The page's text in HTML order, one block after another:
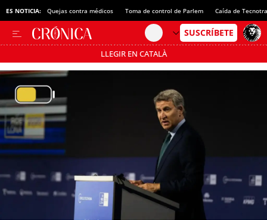
ES NOTICIA: Quejas contra médicos Toma de control de Parlem Caída de
LLEGIR EN CATALÀ
Pásate al MODO AHORRO